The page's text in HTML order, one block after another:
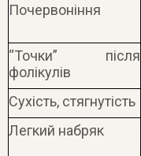
Почервоніння
“Точки” після
фолікулів
Сухість, стягнутість
Легкий набряк